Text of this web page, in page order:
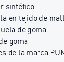
sintético
en tejido de
de goma
goma
de la marca